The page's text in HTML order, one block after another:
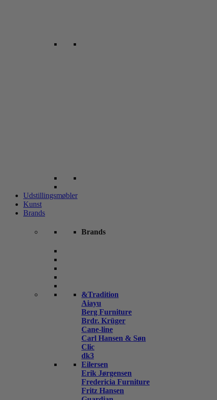
Udstillingsmøbler
Kunst
Brands
Brands
&Tradition
Aiayu
Berg Furniture
Brdr. Krüger
Cane-line
Carl Hansen & Søn
Clic
dk3
Eilersen
Erik Jørgensen
Fredericia Furniture
Fritz Hansen